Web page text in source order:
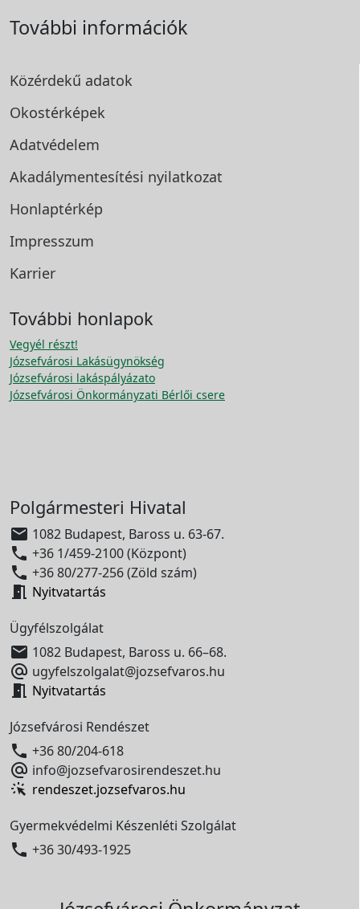
További információk
Közérdekű adatok
Okostérképek
Adatvédelem
Akadálymentesítési nyilatkozat
Honlaptérkép
Impresszum
Karrier
További honlapok
Vegyél részt!
Józsefvárosi Lakásügynökség
Józsefvárosi lakáspályázato
Józsefvárosi Önkormányzati Bérlői csere
Polgármesteri Hivatal
 1082 Budapest, Baross u. 63-67.
 +36 1/459-2100 (Központ)
 +36 80/277-256 (Zöld szám)
 Nyitvatartás
Ügyfélszolgálat
 1082 Budapest, Baross u. 66–68.
 ugyfelszolgalat@jozsefvaros.hu
 Nyitvatartás
Józsefvárosi Rendészet
 +36 80/204-618
 info@jozsefvarosirendeszet.hu
rendeszet.jozsefvaros.hu
Gyermekvédelmi Készenléti Szolgálat
 +36 30/493-1925